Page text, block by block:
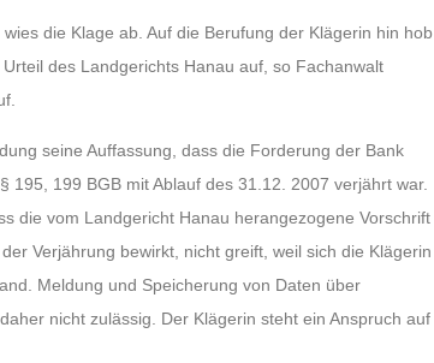
die Klage ab. Auf die Berufung der Klägerin hin hob
des Landgerichts Hanau auf, so Fachanwalt
seine Auffassung, dass die Forderung der Bank
199 BGB mit Ablauf des 31.12. 2007 verjährt war.
die vom Landgericht Hanau herangezogene Vorschrift
Verjährung bewirkt, nicht greift, weil sich die Klägerin
Meldung und Speicherung von Daten über
nicht zulässig. Der Klägerin steht ein Anspruch auf